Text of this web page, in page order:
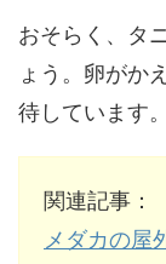
おそらく、タ
ょう。卵がか
待しています。
関連記事：
メダカの屋